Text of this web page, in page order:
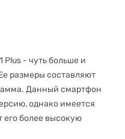
- чуть больше и
размеры составляют
Данный смартфон
однако имеется
его более высокую